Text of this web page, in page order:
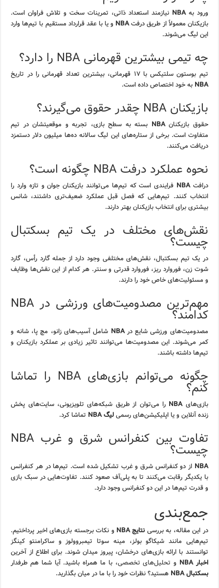
ورود بهNBA نیازمند استعداد ذاتی، تمرینات سخت و تلاش فراوان است.
بازیکنان معمولاً از طریق درفتNBA و یا با عقد قرارداد مستقیم با تیم‌ها وارد
این لیگ می‌شوند.
چه تیمی بیشترین قهرمانی NBA را دارد؟
تیم بوستون سلتیکس با ۱۷ قهرمانی، بیشترین تعداد قهرمانی را در تاریخ
NBA به خود اختصاص داده است.
بازیکنان NBA چقدر حقوق می‌گیرند؟
حقوق بازیکنانNBA بسته به سطح بازی، تجربه و موقعیتشان در تیم
متفاوت است. برخی از ستاره‌های این لیگ سالانه ده‌ها میلیون دلار دستمزد
دریافت می‌کنند.
نحوه عملکرد درفت NBA چگونه است؟
درافتNBA فرایندی است که تیم‌ها می‌توانند بازیکنان جوان و تازه وارد را
انتخاب کنند. تیم‌هایی که فصل قبل عملکرد ضعیف‌تری داشتند، شانس
بیشتری برای انتخاب بازیکنان بهتر دارند.
نقش‌های مختلف در یک تیم بسکتبال
چیست؟
در یک تیم بسکتبال، نقش‌های مختلفی وجود دارد از جمله گارد رأس، گارد
شوت زن، فوروارد ریز، فوروارد قدرتی و سنتر. هر کدام از این نقش‌ها وظایف
و مسئولیت‌های خاص خود را دارند.
مهم‌ترین مصدومیت‌های ورزشی در NBA
کدامند؟
مصدومیت‌های ورزشی شایع درNBA شامل آسیب‌های زانو، مچ پا، شانه و
کمر می‌شوند. این مصدومیت‌ها می‌توانند تاثیر زیادی بر عملکرد بازیکنان و
تیم‌ها داشته باشند.
چگونه می‌توانم بازی‌های NBA را تماشا
کنم؟
بازی‌هایNBA را می‌توان از طریق شبکه‌های تلویزیونی، سایت‌های پخش
زنده آنلاین و یا اپلیکیشن‌های رسمیلیگ NBA تماشا کرد.
تفاوت بین کنفرانس شرق و غرب NBA
چیست؟
NBA از دو کنفرانس شرق و غرب تشکیل شده است. تیم‌ها در هر کنفرانس
با یکدیگر رقابت می‌کنند تا به پلی‌آف صعود کنند. تفاوت‌هایی در سبک بازی
و قدرت تیم‌ها در این دو کنفرانس وجود دارد.
جمع‌بندی
در این مقاله، به بررسی نتایج NBA
و نکات برجسته بازی‌های اخیر پرداختیم.
تیم‌هایی مانند شیکاگو بولز، مینه سوتا تیمبروولوز و ساکرامنتو کینگز
توانستند با ارائه بازی‌های درخشان، پیروز میدان شوند. برای اطلاع از آخرین
اخبار NBA
و تحلیل‌های تخصصی، با ما همراه باشید. آیا شما هم طرفدار
بسکتبال NBA
هستید؟ نظرات خود را با ما در میان بگذارید.